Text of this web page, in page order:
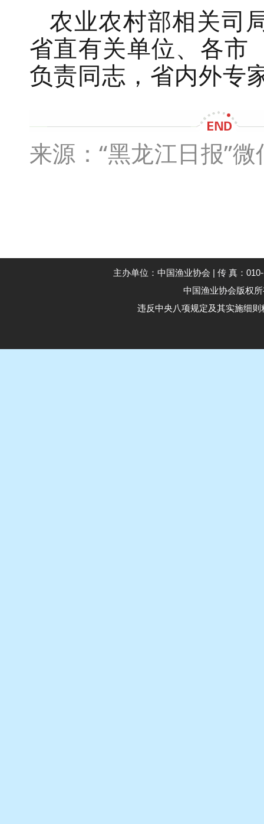
农业农村部相关司
省直有关单位、各市
负责同志，省内外专
来源：“黑龙江日报”
主办单位：中国渔业协会 | 传 真：
中国渔业协会版权
违反中央八项规定及其实施细